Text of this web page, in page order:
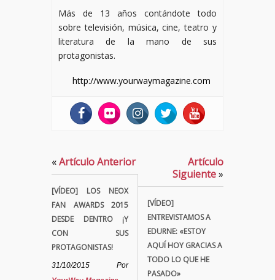
Más de 13 años contándote todo
sobre televisión, música, cine, teatro y
literatura de la mano de sus
protagonistas.
http://www.yourwaymagazine.com
«Artículo Anterior
[VÍDEO] LOS NEOX
FAN AWARDS 2015
DESDE DENTRO ¡Y
CON SUS
PROTAGONISTAS!
31/10/2015
Por
Artículo
Siguiente»
[VÍDEO]
ENTREVISTAMOS A
EDURNE: «ESTOY
AQUÍ HOY GRACIAS A
TODO LO QUE HE
PASADO»